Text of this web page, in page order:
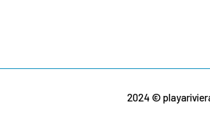
2024 ©